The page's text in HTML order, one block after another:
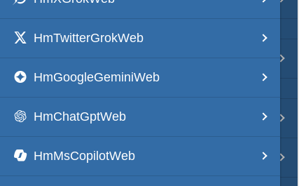
HmTwitterGrokWeb
HmGoogleGeminiWeb
HmChatGptWeb
HmMsCopilotWeb
.NET・言語
軽量・言語